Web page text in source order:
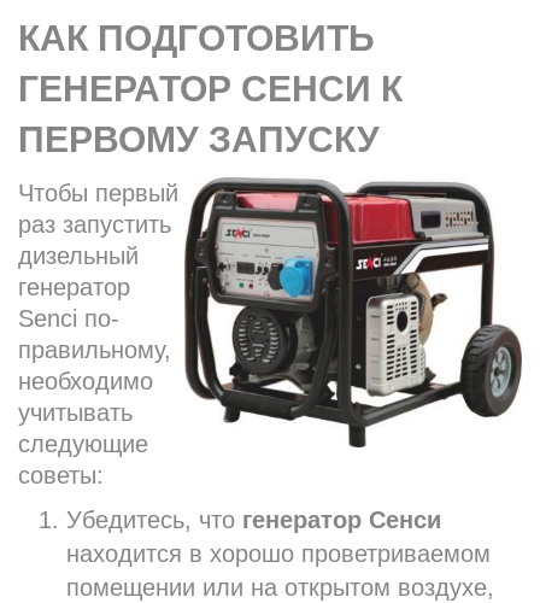
КАК ПОДГОТОВИТЬ
ГЕНЕРАТОР СЕНСИ К
ПЕРВОМУ ЗАПУСКУ
Чтобы первый
раз запустить
дизельный
генератор
Senci по-
правильному,
необходимо
учитывать
следующие
советы:
Убедитесь, что генератор Сенси
находится в хорошо проветриваемом
помещении или на открытом воздухе,